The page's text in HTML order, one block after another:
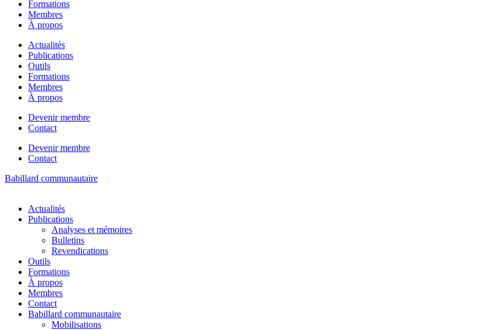
Formations
Membres
À propos
Actualités
Publications
Outils
Formations
Membres
À propos
Devenir membre
Contact
Devenir membre
Contact
Babillard communautaire
Actualités
Publications
Analyses et mémoires
Bulletins
Revendications
Outils
Formations
À propos
Membres
Contact
Babillard communautaire
Mobilisations